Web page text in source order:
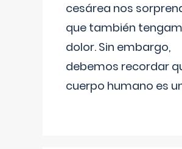
cesárea nos
que también
dolor. Sin embargo,
debemos recordar
cuerpo humano es